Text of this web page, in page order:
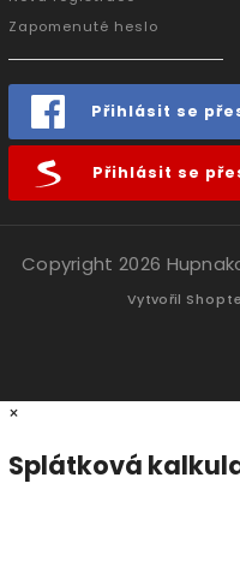
Zapomenuté heslo
Přihlásit se
Přihlásit se
Copyright 2026
Vytvořil
×
Splátková